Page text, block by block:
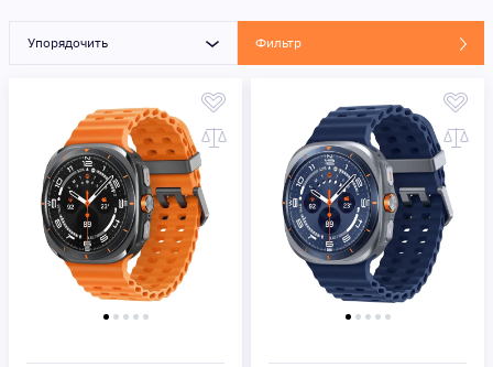
Упорядочить Фильтр